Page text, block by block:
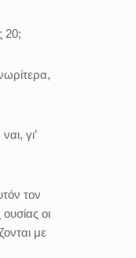
20;
γι’
τον
οι
με